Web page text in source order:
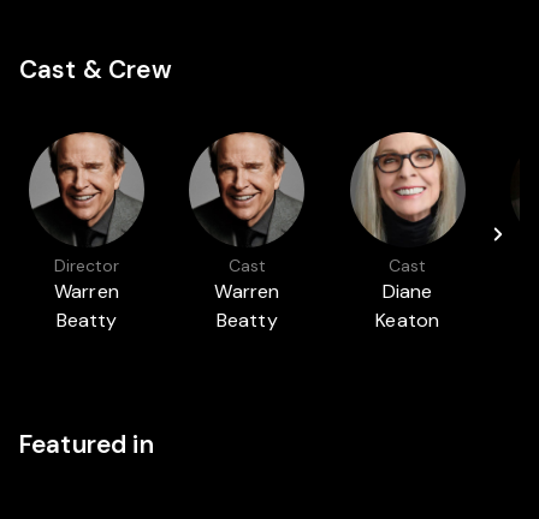
Cast & Crew
Director
Warren
Beatty
Cast
Warren
Beatty
Cast
Diane
Keaton
Featured in